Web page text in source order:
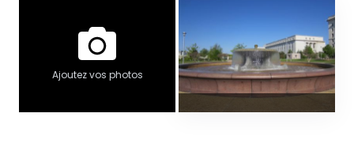
Ajoutez vos photos